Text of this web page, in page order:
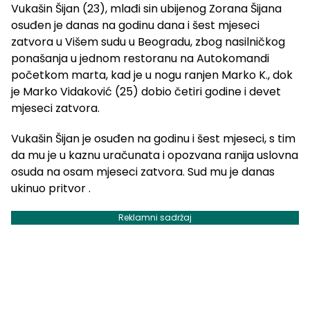
Vukašin Šijan (23), mlađi sin ubijenog Zorana Šijana
osuđen je danas na godinu dana i šest mjeseci
zatvora u Višem sudu u Beogradu, zbog nasilničkog
ponašanja u jednom restoranu na Autokomandi
početkom marta, kad je u nogu ranjen Marko K., dok
je Marko Vidaković (25) dobio četiri godine i devet
mjeseci zatvora.
Vukašin Šijan je osuđen na godinu i šest mjeseci, s tim
da mu je u kaznu uračunata i opozvana ranija uslovna
osuda na osam mjeseci zatvora. Sud mu je danas
ukinuo pritvor .
Reklamni sadržaj